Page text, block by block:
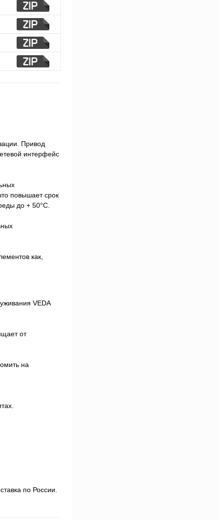
Привод
интерфейс
повышает срок
до + 50°С.
как,
VEDA
от
на
по России.